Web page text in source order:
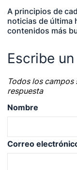
A principios de
noticias de última
contenidos más
Escribe
Todos los
respuesta
Nombre
Correo